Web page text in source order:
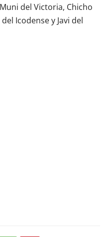
del Victoria, Chicho
Icodense y Javi del